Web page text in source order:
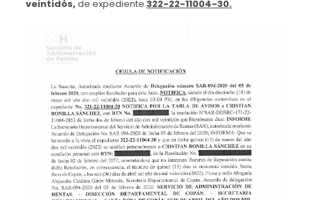
veintidós, de expediente 322-22-11004-30.